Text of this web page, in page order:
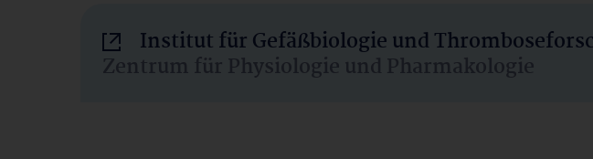
Institut für Gefäßbiologie und
Zentrum für Physiologie und Pharmakologie